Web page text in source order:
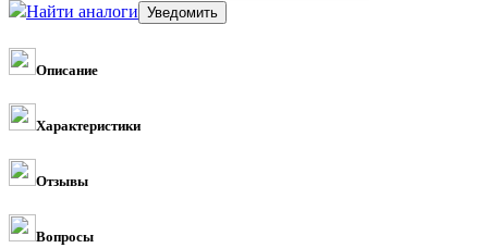
Найти аналоги
Описание
Характеристики
Отзывы
Вопросы